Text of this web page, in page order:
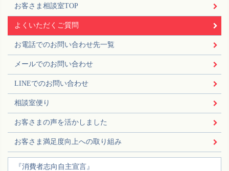
お客さま相談室TOP
よくいただくご質問
お電話でのお問い合わせ先一覧
メールでのお問い合わせ
LINEでのお問い合わせ
相談室便り
お客さまの声を活かしました
お客さま満足度向上への取り組み
『消費者志向自主宣言』